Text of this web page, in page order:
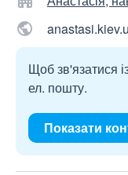
Щоб зв'язатися
ел. пошту.
Показати